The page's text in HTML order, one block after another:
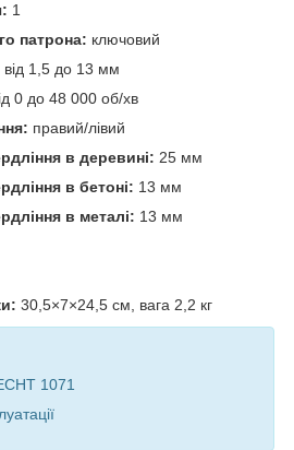
1
патрона: ключовий
від 1,5 до 13 мм
0 до 48 000 об/хв
правий/лівий
в деревині: 25 мм
в бетоні: 13 мм
в металі: 13 мм
30,5×7×24,5 см, вага 2,2 кг
1071